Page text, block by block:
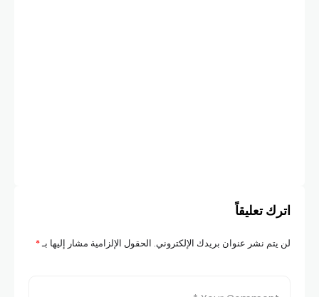
اترك تعليقاً
لن يتم نشر عنوان بريدك الإلكتروني. الحقول الإلزامية مشار إليها بـ*